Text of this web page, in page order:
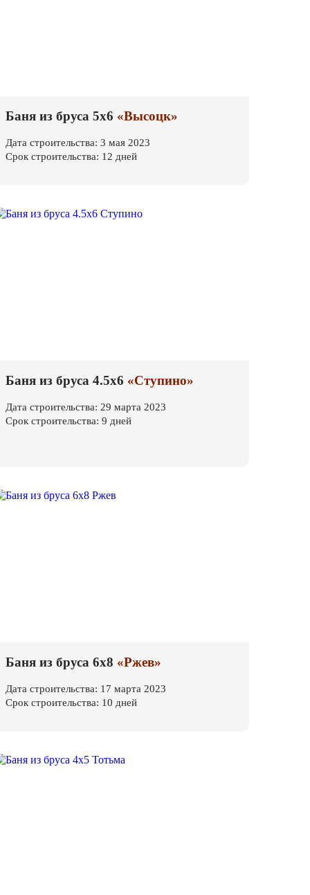
Баня из бруса 5х6 «Высоцк»
Дата строительства: 3 мая 2023
Срок строительства: 12 дней
Баня из бруса 4.5х6 «Ступино»
Дата строительства: 29 марта 2023
Срок строительства: 9 дней
Баня из бруса 6х8 «Ржев»
Дата строительства: 17 марта 2023
Срок строительства: 10 дней